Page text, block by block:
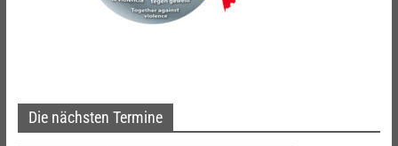
Die nächsten Termine